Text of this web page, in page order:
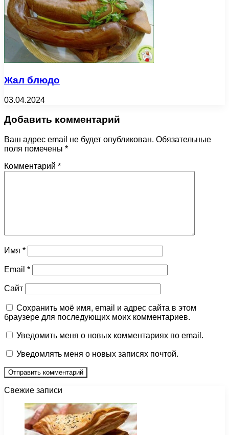
Жал блюдо
03.04.2024
Добавить комментарий
Ваш адрес email не будет опубликован. Обязательные
поля помечены *
Комментарий *
Имя *
Email *
Сайт
Сохранить моё имя, email и адрес сайта в этом
браузере для последующих моих комментариев.
Уведомить меня о новых комментариях по email.
Уведомлять меня о новых записях почтой.
Свежие записи